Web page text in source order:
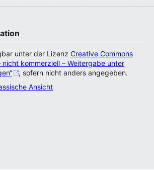
unter der Lizenz Creative Commons
nicht kommerziell – Weitergabe unter
, sofern nicht anders angegeben.
Ansicht